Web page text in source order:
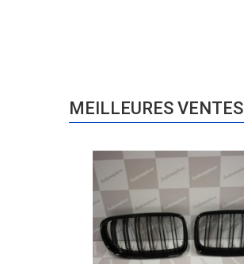
MEILLEURES VENTES